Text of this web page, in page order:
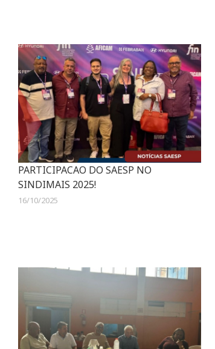
PARTICIPACAO DO SAESP NO
SINDIMAIS 2025!
16/10/2025